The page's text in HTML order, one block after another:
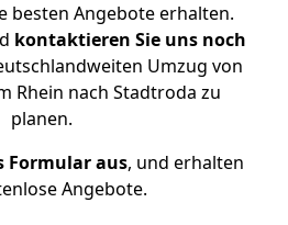
besten Angebote erhalten.
kontaktieren Sie uns noch
Umzug von
Rhein nach Stadtroda zu
planen.
Formular aus, und erhalten
Angebote.